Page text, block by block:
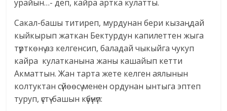
урайын…- деп, кайра артка кулатты.
Сакал-башы титиреп, мурдунан бери кызаңдай
кыйкырып жаткан Бектурдун капилеттен жыга
түрткөнү аз келгенсип, баладай чыкыйга чукуп
кайра кулатканына жаны кашайып кетти
Акматтын. Жан тарта жете келген аялынын
колтуктан сүйөөсү менен ордунан ынтыга эптеп
туруп, үстү-башын күбүнүп: